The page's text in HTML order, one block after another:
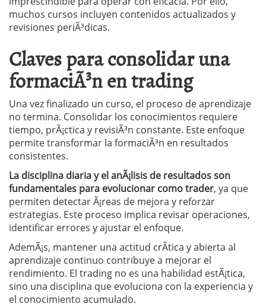
muchos cursos incluyen contenidos actualizados y
revisiones periÃ³dicas.
Claves para consolidar una
formaciÃ³n en trading
Una vez finalizado un curso, el proceso de aprendizaje
no termina. Consolidar los conocimientos requiere
tiempo, prÃ¡ctica y revisiÃ³n constante. Este enfoque
permite transformar la formaciÃ³n en resultados
consistentes.
La disciplina diaria y el anÃ¡lisis de resultados son
fundamentales para evolucionar como trader, ya que
permiten detectar Ã¡reas de mejora y reforzar
estrategias. Este proceso implica revisar operaciones,
identificar errores y ajustar el enfoque.
AdemÃ¡s, mantener una actitud crÃ­tica y abierta al
aprendizaje continuo contribuye a mejorar el
rendimiento. El trading no es una habilidad estÃ¡tica,
sino una disciplina que evoluciona con la experiencia y
el conocimiento acumulado.